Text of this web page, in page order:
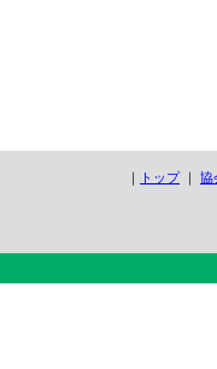
｜ トップ｜ 協